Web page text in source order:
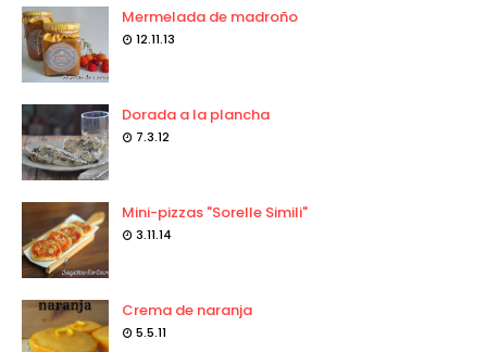
Mermelada de madroño
12.11.13
Dorada a la plancha
7.3.12
Mini-pizzas "Sorelle Simili"
3.11.14
Crema de naranja
5.5.11